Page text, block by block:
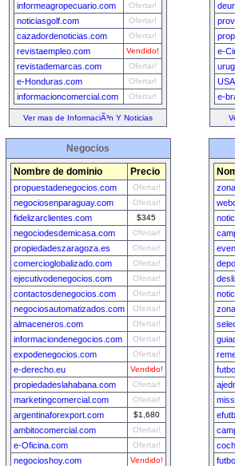
informeagropecuario.com Ofertar!
noticiasgolf.com Ofertar!
cazadordenoticias.com Ofertar!
revistaempleo.com Vendido!
revistademarcas.com Ofertar!
e-Honduras.com Ofertar!
informacioncomercial.com Ofertar!
Ver mas de InformaciÃ³n Y Noticias
e-
e-
Negocios
Nombre de dominio Precio
propuestadenegocios.com Ofertar!
negociosenparaguay.com Ofertar!
fidelizarclientes.com $345
negociodesdemicasa.com Ofertar!
propiedadeszaragoza.es Ofertar!
comercioglobalizado.com Ofertar!
ejecutivodenegocios.com Ofertar!
contactosdenegocios.com Ofertar!
negociosautomatizados.com Ofertar!
almaceneros.com Ofertar!
informaciondenegocios.com Ofertar!
expodenegocios.com Ofertar!
e-derecho.eu Vendido!
propiedadeslahabana.com Ofertar!
marketingcomercial.com Ofertar!
argentinaforexport.com $1,680
ambitocomercial.com Ofertar!
e-Oficina.com Ofertar!
negocioshoy.com Vendido!